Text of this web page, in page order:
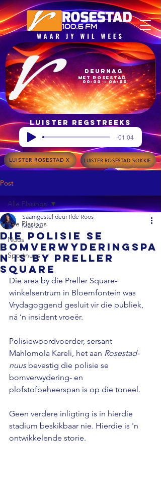
00:00 – 06:00
met Rosestad
Deurnag
Luister regstreeks
-01:04
LUISTER ROSESTAD X LUISTER ROSESTAD SOKKIE
Post
Alle Plasings
Nuus
Sportnuus
Alle Plasings
Die polisie se
bomverwyderingspa
n is by Preller
Square
Saamgestel deur Ilde Roos
May 29
Die area by die Preller Square-
winkelsentrum in Bloemfontein was
Vrydagoggend gesluit vir die publiek,
ná ‘n insident vroeër.
Polisiewoordvoerder, sersant
Mahlomola Kareli, het aan Rosestad-
nuus bevestig die polisie se
bomverwydering- en
plofstofbeheerspan is op die toneel.
Geen verdere inligting is in hierdie
stadium beskikbaar nie. Hierdie is 'n
ontwikkelende storie.